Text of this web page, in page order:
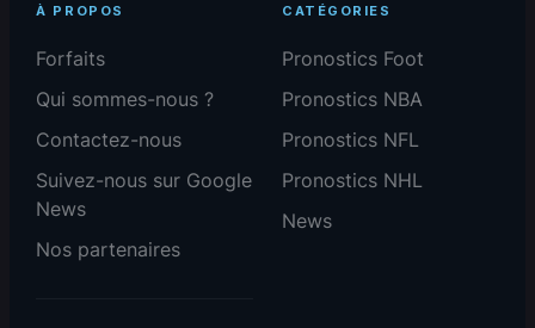
À PROPOS
Forfaits
Qui sommes-nous ?
Contactez-nous
Suivez-nous sur Google
News
Nos partenaires
CATÉGORIES
Pronostics Foot
Pronostics NBA
Pronostics NFL
Pronostics NHL
News